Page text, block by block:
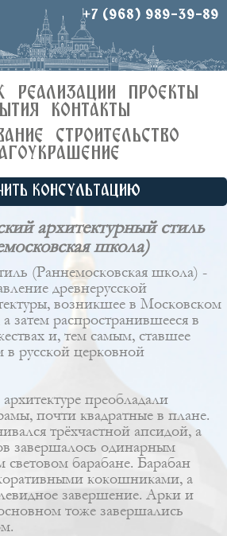
+7 (968) 989-39-89
РЕАЛИЗАЦИИ
ПРОЕКТЫ
КОНТАКТЫ
СТРОИТЕЛЬСТВО
КОНСУЛЬТАЦИЮ
архитектурный стиль
школа)
(Раннемосковская школа) -
древнерусской
возникшее в Московском
затем распространившееся в
и, тем самым, ставшее
русской церковной
преобладали
почти квадратные в плане.
трёхчастной апсидой, а
завершалось одинарным
барабане. Барабан
кокошниками, а
завершение. Арки и
тоже завершались